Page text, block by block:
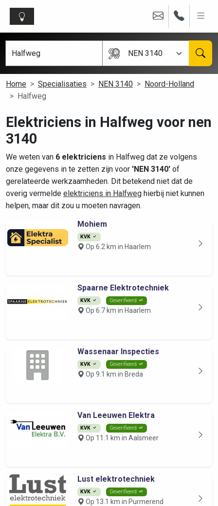
NEN 3140
Home Specialisaties NEN 3140
Noord-Holland
Halfweg
Elektriciens in Halfweg voor nen
3140
We weten van 6 elektriciens in Halfweg dat ze volgens
onze gegevens in te zetten zijn voor 'NEN 3140' of
gerelateerde werkzaamheden. Dit betekend niet dat de
overig vermelde elektriciens in Halfweg hierbij niet kunnen
helpen, maar dit zou u moeten navragen.
Mohiem
KVK
Op 6.2 km in Haarlem
Spaarne Elektrotechniek
KVK Geverifieerd
Op 6.7 km in Haarlem
Wassenaar Inspecties
KVK Geverifieerd
Op 9.1 km in Breda
Van Leeuwen Elektra
KVK Geverifieerd
Op 11.1 km in Aalsmeer
Lust elektrotechniek
KVK Geverifieerd
Op 13.1 km in Purmerend